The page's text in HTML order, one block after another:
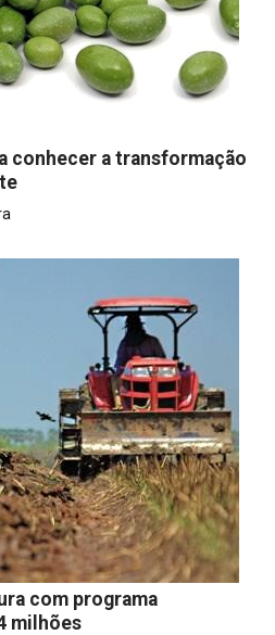
conhecer a transformação
com programa
milhões